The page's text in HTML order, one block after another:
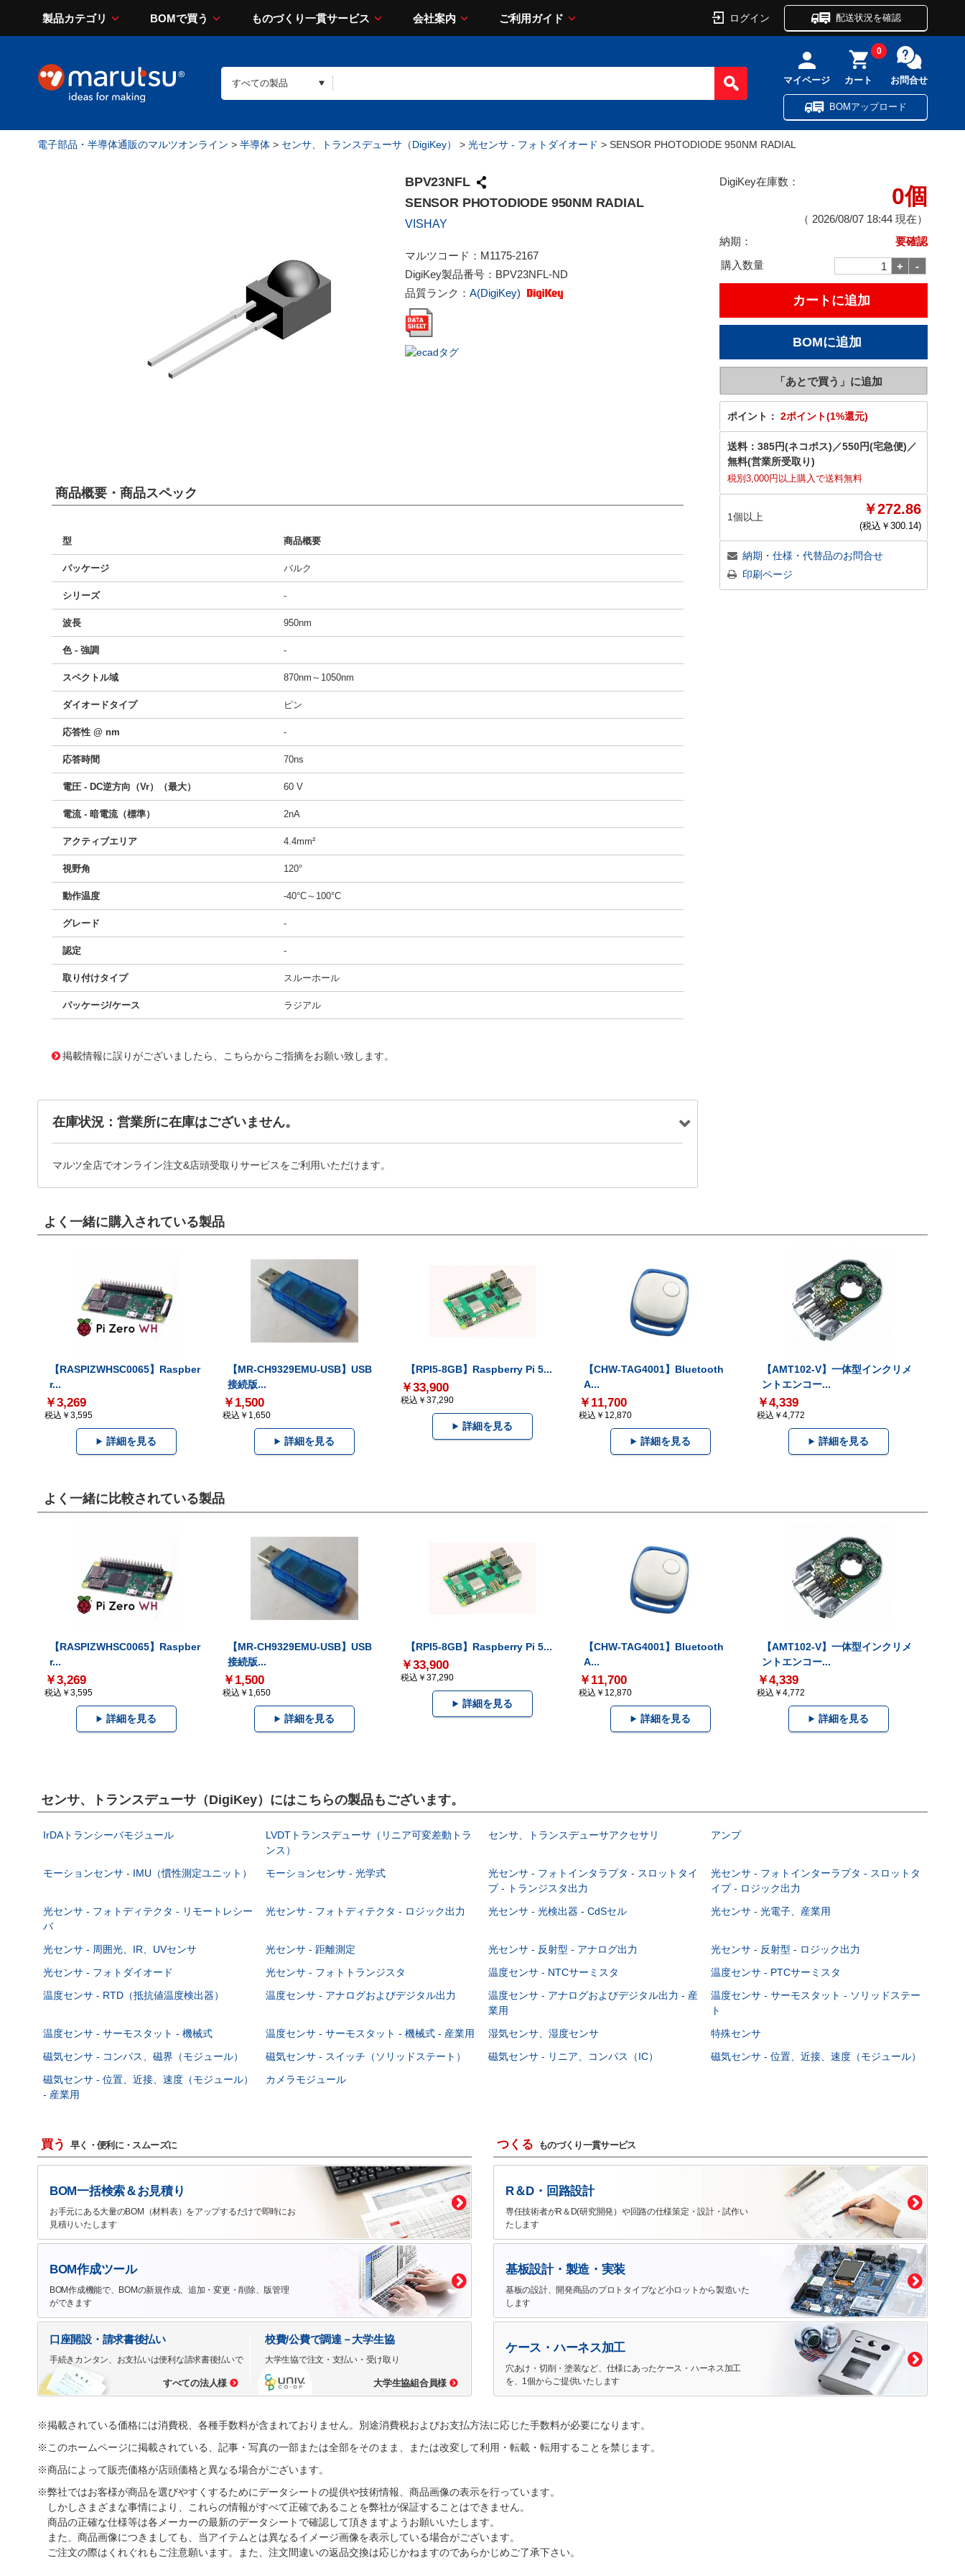
製品カテゴリ BOMで買う ものづくり一貫サービス 会社案内 ご利用ガイド ログイン 配送状況を確認
マイページ カート
0
お問合せ
BOMアップロード
電子部品・半導体通販のマルツオンライン > 半導体 > センサ、トランスデューサ（DigiKey） > 光センサ - フォトダイオード > SENSOR PHOTODIODE 950NM RADIAL
BPV23NFL
SENSOR PHOTODIODE 950NM RADIAL
VISHAY
マルツコード： M1175-2167
DigiKey製品番号： BPV23NFL-ND
品質ランク： A(DigiKey)
DigiKey在庫数：
0個
（ 2026/08/07 18:44 現在）
納期：
要確認
購入数量
ポイント： 2ポイント(1%還元)
送料： 385円(ネコポス) ／550円(宅急便) ／
無料(営業所受取り)
税別3,000円以上購入で送料無料
1個以上 ￥272.86
(税込￥ 300.14)
納期・仕様・代替品のお問合せ
印刷ページ
商品概要・商品スペック
型 商品概要
パッケージ バルク
シリーズ -
波長 950nm
色 - 強調 -
スペクトル域 870nm～1050nm
ダイオードタイプ ピン
応答性 @ nm -
応答時間 70ns
電圧 - DC逆方向（Vr）（最大） 60 V
電流 - 暗電流（標準） 2nA
アクティブエリア 4.4mm²
視野角 120°
動作温度 -40°C～100°C
グレード -
認定 -
取り付けタイプ スルーホール
パッケージ/ケース ラジアル
掲載情報に誤りがございましたら、こちらからご指摘をお願い致します。
在庫状況：営業所に在庫はございません。
マルツ全店でオンライン注文&店頭受取りサービスをご利用いただけます。
よく一緒に購入されている製品
【RASPIZWHSC0065】Raspber
r...
￥3,269
税込￥3,595
詳細を見る
【MR-CH9329EMU-USB】USB
接続版...
￥1,500
税込￥1,650
詳細を見る
【RPI5-8GB】Raspberry Pi 5...
￥33,900
税込￥37,290
詳細を見る
【CHW-TAG4001】Bluetooth
A...
￥11,700
税込￥12,870
詳細を見る
【AMT102-V】一体型インクリメ
ントエンコー...
￥4,339
税込￥4,772
詳細を見る
よく一緒に比較されている製品
【RASPIZWHSC0065】Raspber
r...
￥3,269
税込￥3,595
詳細を見る
【MR-CH9329EMU-USB】USB
接続版...
￥1,500
税込￥1,650
詳細を見る
【RPI5-8GB】Raspberry Pi 5...
￥33,900
税込￥37,290
詳細を見る
【CHW-TAG4001】Bluetooth
A...
￥11,700
税込￥12,870
詳細を見る
【AMT102-V】一体型インクリメ
ントエンコー...
￥4,339
税込￥4,772
詳細を見る
センサ、トランスデューサ（DigiKey）にはこちらの製品もございます。
IrDAトランシーバモジュール
LVDTトランスデューサ（リニア可変差動トラ
ンス）
センサ、トランスデューサアクセサリ アンプ
モーションセンサ - IMU（慣性測定ユニット） モーションセンサ - 光学式
光センサ - フォトインタラプタ - スロットタイ
プ - トランジスタ出力
光センサ - フォトインターラプタ - スロットタ
イプ - ロジック出力
光センサ - フォトディテクタ - リモートレシー
バ
光センサ - フォトディテクタ - ロジック出力 光センサ - 光検出器 - CdSセル 光センサ - 光電子、産業用
光センサ - 周囲光、IR、UVセンサ 光センサ - 距離測定 光センサ - 反射型 - アナログ出力
光センサ - 反射型 - ロジック出力
光センサ - フォトダイオード
光センサ - フォトトランジスタ 温度センサ - NTCサーミスタ
温度センサ - PTCサーミスタ
温度センサ - RTD（抵抗値温度検出器）
温度センサ - アナログおよびデジタル出力
温度センサ - アナログおよびデジタル出力 - 産
業用
温度センサ - サーモスタット - ソリッドステー
ト
温度センサ - サーモスタット - 機械式
温度センサ - サーモスタット - 機械式 - 産業用 湿気センサ、湿度センサ
特殊センサ
磁気センサ - コンパス、磁界（モジュール）
磁気センサ - スイッチ（ソリッドステート） 磁気センサ - リニア、コンパス（IC）
磁気センサ - 位置、近接、速度（モジュール）
磁気センサ - 位置、近接、速度（モジュール）
- 産業用
カメラモジュール
買う 早く・便利に・スムーズに
BOM一括検索＆お見積り
お手元にある大量のBOM（材料表）をアップするだけで即時にお
見積りいたします
BOM作成ツール
BOM作成機能で、BOMの新規作成、追加・変更・削除、版管理
ができます
口座開設・請求書後払い
手続きカンタン、お支払いは便利な請求書後払いで
すべての法人様
校費/公費で調達－大学生協
大学生協で注文・支払い・受け取り
大学生協組合員様
つくる ものづくり一貫サービス
R＆D・回路設計
専任技術者がR＆D(研究開発）や回路の仕様策定・設計・試作い
たします
基板設計・製造・実装
基板の設計、開発商品のプロトタイプなど小ロットから製造いた
します
ケース・ハーネス加工
穴あけ・切削・塗装など、仕様にあったケース・ハーネス加工
を、1個からご提供いたします
※掲載されている価格には消費税、各種手数料が含まれておりません。別途消費税およびお支払方法に応じた手数料が必要になります。
※このホームページに掲載されている、記事・写真の一部または全部をそのまま、または改変して利用・転載・転用することを禁じます。
※商品によって販売価格が店頭価格と異なる場合がございます。
※弊社ではお客様が商品を選びやすくするためにデータシートの提供や技術情報、商品画像の表示を行っています。
しかしさまざまな事情により、これらの情報がすべて正確であることを弊社が保証することはできません。
商品の正確な仕様等は各メーカーの最新のデータシートで確認して頂きますようお願いいたします。
また、商品画像につきましても、当アイテムとは異なるイメージ画像を表示している場合がございます。
ご注文の際はくれぐれもご注意願います。また、注文間違いの返品交換は応じかねますのであらかじめご了承下さい。